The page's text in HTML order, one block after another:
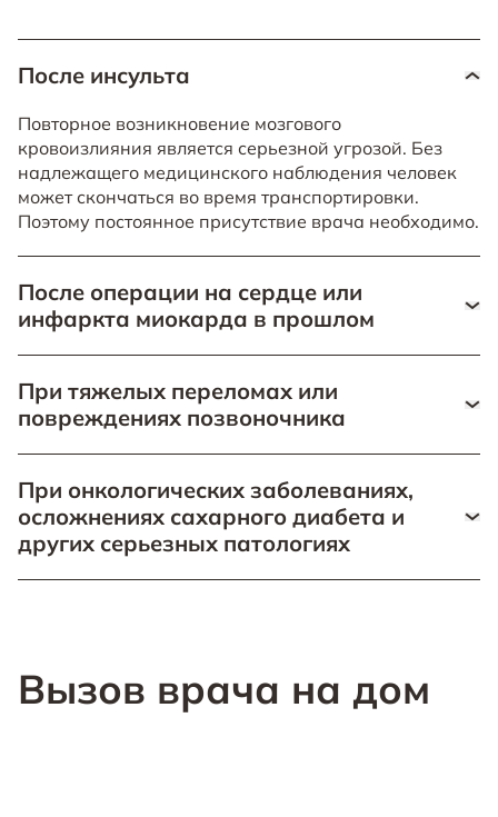
После инсульта
Повторное возникновение мозгового
кровоизлияния является серьезной угрозой. Без
надлежащего медицинского наблюдения человек
может скончаться во время транспортировки.
Поэтому постоянное присутствие врача необходимо.
После операции на сердце или
инфаркта миокарда в прошлом
поможет избежать сердечных осложнений и
обеспечит быструю реакцию на возможные
При тяжелых переломах или
повреждениях позвоночника
предотвратить дальнейшее ухудшение состояния и
обеспечить максимальный комфорт пациенту.
При онкологических заболеваниях,
осложнениях сахарного диабета и
других серьезных патологиях
Вызов врача на дом